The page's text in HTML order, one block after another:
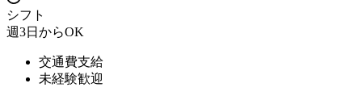
シフト
週3日からOK
交通費支給
未経験歓迎